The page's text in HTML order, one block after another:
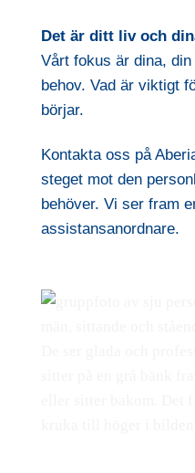
Det är ditt liv och
Vårt fokus är dina,
behov. Vad är viktigt
börjar.
Kontakta oss på
steget mot den
behöver. Vi ser fram
assistansanordnare.